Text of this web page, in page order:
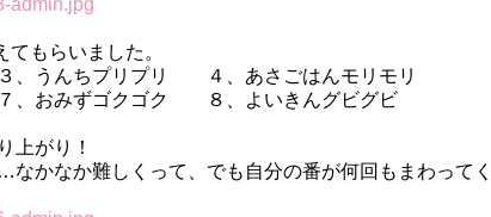
もらいました。
うんちプリプリ ４、あさごはんモリモリ
おみずゴクゴク ８、よいきんグビグビ
上がり！
かなか難しくって、でも自分の番が何回もまわって